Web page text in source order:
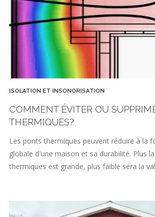
ISOLATION ET INSONORISATION
COMMENT ÉVITER OU
THERMIQUES?
Les ponts thermiques peuvent réduire à la
globale d'une maison et sa durabilité. Plus
thermiques est grande, plus faible sera la